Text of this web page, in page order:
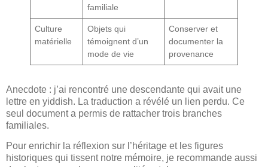
familiale
Culture
matérielle
Objets qui
témoignent d’un
mode de vie
Conserver et
documenter la
provenance
Anecdote : j’ai rencontré une descendante qui avait une
lettre en yiddish. La traduction a révélé un lien perdu. Ce
seul document a permis de rattacher trois branches
familiales.
Pour enrichir la réflexion sur l’héritage et les figures
historiques qui tissent notre mémoire, je recommande aussi